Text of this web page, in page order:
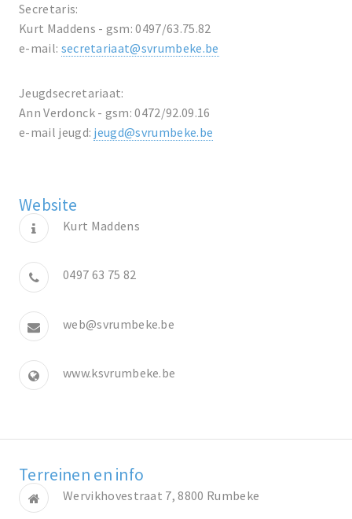
Secretaris:
Kurt Maddens - gsm: 0497/63.75.82
e-mail: secretariaat@svrumbeke.be
Jeugdsecretariaat:
Ann Verdonck - gsm: 0472/92.09.16
e-mail jeugd: jeugd@svrumbeke.be
Website
Kurt Maddens
0497 63 75 82
web@svrumbeke.be
www.ksvrumbeke.be
Terreinen en info
Wervikhovestraat 7, 8800 Rumbeke